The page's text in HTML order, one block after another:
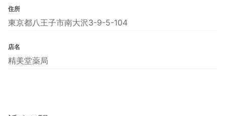
住所
東京都八王子市南大沢3-9-5-104
店名
精美堂薬局